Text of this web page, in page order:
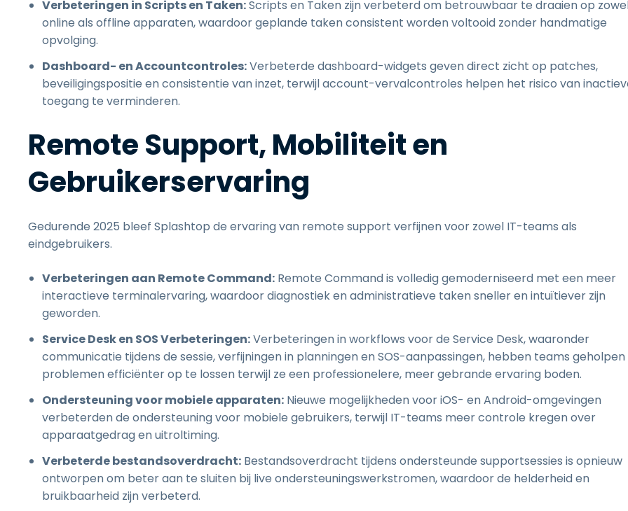
Verbeteringen in Scripts en Taken:Scripts en Taken zijn verbeterd om betrouwbaar te draaien op
online als offline apparaten, waardoor geplande taken consistent worden voltooid zonder handmatige
opvolging.
Dashboard- en Accountcontroles:Verbeterde dashboard-widgets geven direct zicht op patches,
beveiligingspositie en consistentie van inzet, terwijl account-vervalcontroles helpen het risico van
toegang te verminderen.
Remote Support, Mobiliteit en
Gebruikerservaring
Gedurende 2025 bleef Splashtop de ervaring van remote support verfijnen voor zowel IT-teams als
eindgebruikers.
Verbeteringen aan Remote Command: Remote Command is volledig gemoderniseerd met een meer
interactieve terminalervaring, waardoor diagnostiek en administratieve taken sneller en intuïtiever zijn
geworden.
Service Desk en SOS Verbeteringen:Verbeteringen in workflows voor de Service Desk, waaronder
communicatie tijdens de sessie, verfijningen in planningen en SOS-aanpassingen, hebben teams geholpen
problemen efficiënter op te lossen terwijl ze een professionelere, meer gebrande ervaring boden.
Ondersteuning voor mobiele apparaten: Nieuwe mogelijkheden voor iOS- en Android-omgevingen
verbeterden de ondersteuning voor mobiele gebruikers, terwijl IT-teams meer controle kregen over
apparaatgedrag en uitroltiming.
Verbeterde bestandsoverdracht: Bestandsoverdracht tijdens ondersteunde supportsessies is opnieuw
ontworpen om beter aan te sluiten bij live ondersteuningswerkstromen, waardoor de helderheid en
bruikbaarheid zijn verbeterd.